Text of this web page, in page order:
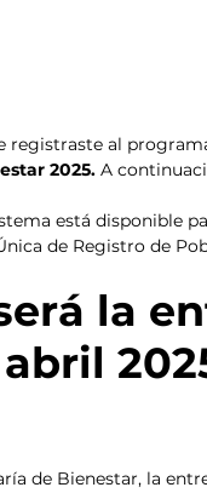
registraste al
2025. A
está disponible
de Registro de
la
de Bienestar, la